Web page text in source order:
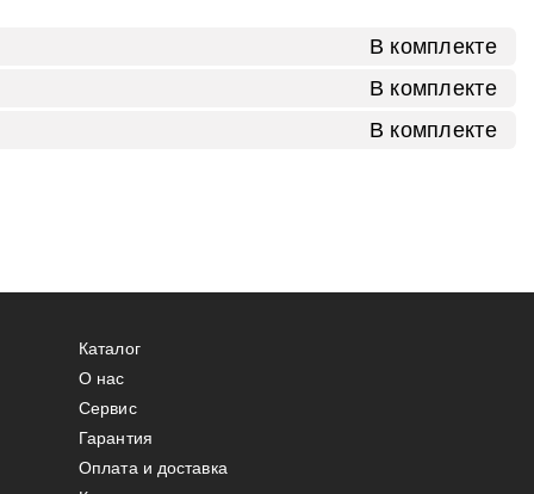
В комплекте
В комплекте
В комплекте
Каталог
О нас
Сервис
Гарантия
Оплата и доставка